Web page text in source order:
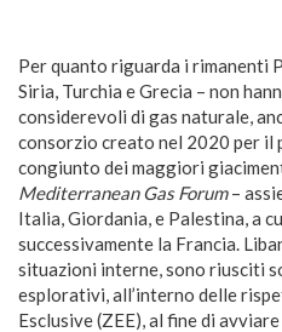
Per quanto riguarda i rimanenti
Siria, Turchia e Grecia – non
considerevoli di gas naturale,
consorzio creato nel 2020 per
congiunto dei maggiori
Mediterranean Gas Forum–
Italia, Giordania, e Palestina, a
successivamente la Francia.
situazioni interne, sono riusciti
esplorativi, all’interno delle
Esclusive (ZEE), al fine di